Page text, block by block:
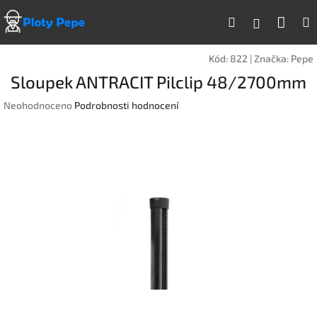
na
obsah
Hledat
Kód: 822 |Značka: Pepe
Sloupek ANTRACIT Pilclip 48/2700mm
Průměrné
Neohodnoceno Podrobnosti hodnocení